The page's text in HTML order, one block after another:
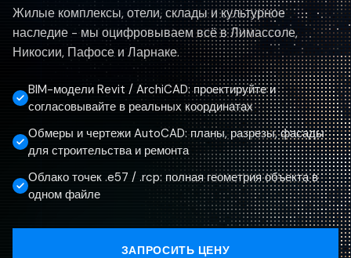
Жилые комплексы, отели, склады и культурное
наследие - мы оцифровываем всё в Лимассоле,
Никосии, Пафосе и Ларнаке.
BIM-модели Revit / ArchiCAD: проектируйте и
согласовывайте в реальных координатах
Обмеры и чертежи AutoCAD: планы, разрезы, фасады
для строительства и ремонта
Облако точек .e57 / .rcp: полная геометрия объекта в
одном файле
ЗАПРОСИТЬ ЦЕНУ